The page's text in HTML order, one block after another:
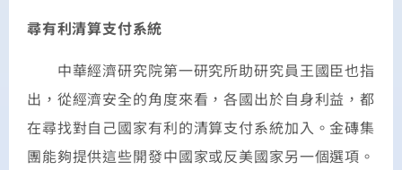
尋有利清算支付系統
中華經濟研究院第一研究所助研究員王國臣也指
出，從經濟安全的角度來看，各國出於自身利益，都
在尋找對自己國家有利的清算支付系統加入。金磚集
團能夠提供這些開發中國家或反美國家另一個選項。